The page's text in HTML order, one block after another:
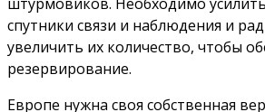
спутники связи и наблюдения и
увеличить их количество, чтобы
резервирование.
Европе нужна своя собственная